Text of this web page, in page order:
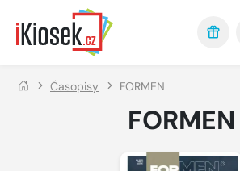
Přejít na hlavní obsah
Časopisy FORMEN
FORMEN